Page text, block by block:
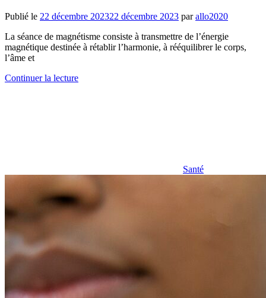
Publié le 22 décembre 202322 décembre 2023 parallo2020
La séance de magnétisme consiste à transmettre de l’énergie
magnétique destinée à rétablir l’harmonie, à rééquilibrer le corps,
l’âme et
Continuer la lecture
Santé